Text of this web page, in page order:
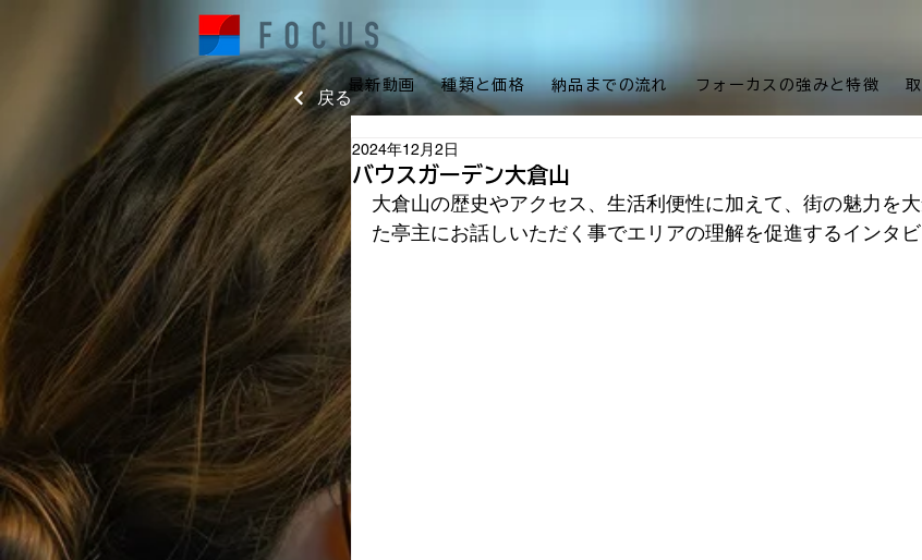
最新動画 種類と価格 納品までの流れ フォーカスの強みと特徴
戻る
バウスガーデン大倉山
2024年12月2日
大倉山の歴史やアクセス、生活利便性に加えて、街の魅力を
た亭主にお話しいただく事でエリアの理解を促進するインタビ